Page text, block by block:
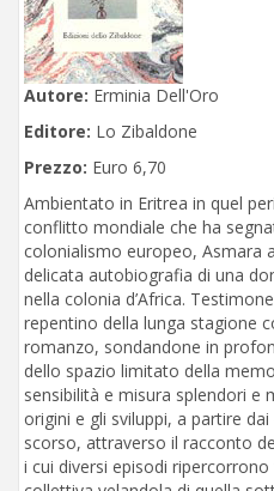
Autore: Erminia Dell'Oro
Editore: Lo Zibaldone
Prezzo: Euro 6,70
Ambientato in Eritrea in quel
conflitto mondiale che ha
colonialismo europeo, Asmara
delicata autobiografia di una
nella colonia d’Africa.
repentino della lunga stagione
romanzo, sondandone in
dello spazio limitato della
sensibilità e misura splendori e
origini e gli sviluppi, a partire
scorso, attraverso il racconto
i cui diversi episodi